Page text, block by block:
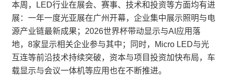
本周，LED行业在展会、赛事、技术和投资等方面均有进
展：一年一度光亚展在广州开幕，企业集中展示照明与电
源产业链最新成果；2026世界杯带动显示与AI应用落
地，8家显示相关企业参与其中；同时，Micro LED与光
互连等前沿技术持续突破，资本与项目投资加快布局，车
载显示与会议一体机等应用也在不断推进。